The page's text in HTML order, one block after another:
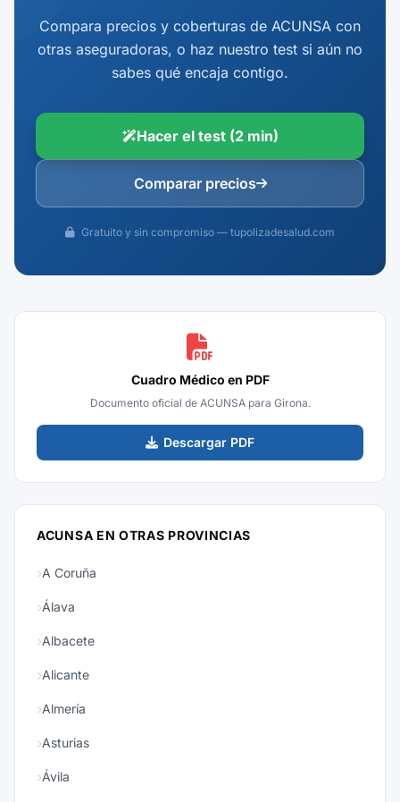
Compara precios y coberturas de ACUNSA con
otras aseguradoras, o haz nuestro test si aún no
sabes qué encaja contigo.
Hacer el test (2 min)
Comparar precios
Gratuito y sin compromiso — tupolizadesalud.com
Cuadro Médico en PDF
Documento oficial de ACUNSA para Girona.
Descargar PDF
ACUNSA EN OTRAS PROVINCIAS
A Coruña
Álava
Albacete
Alicante
Almería
Asturias
Ávila